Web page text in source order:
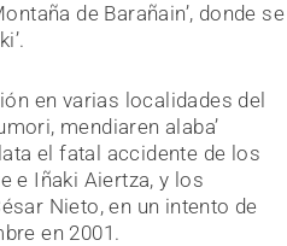
de Barañain’, donde se
.
en varias localidades del
mendiaren alaba’
el fatal accidente de los
e Iñaki Aiertza, y los
Nieto, en un intento de
en 2001.